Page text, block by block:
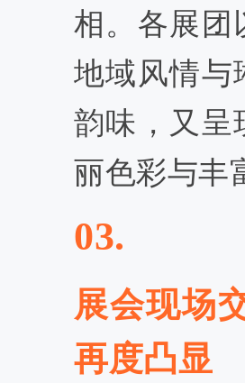
相。各展团
地域风情与
韵味，又呈
丽色彩与丰
03.
展会现场
再度凸显